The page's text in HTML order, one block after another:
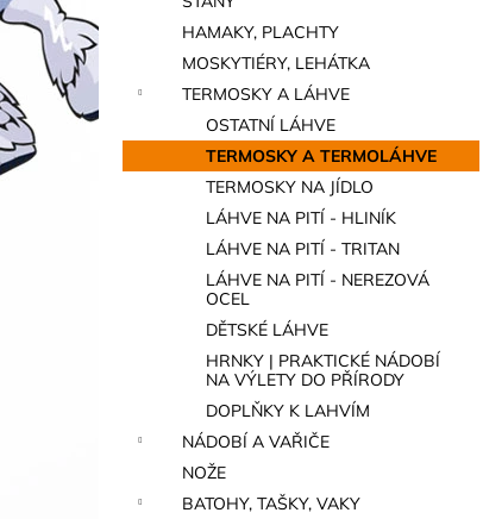
a
n
e
l
HAMAKY, PLACHTY
MOSKYTIÉRY, LEHÁTKA
TERMOSKY A LÁHVE
OSTATNÍ LÁHVE
TERMOSKY A TERMOLÁHVE
TERMOSKY NA JÍDLO
LÁHVE NA PITÍ - HLINÍK
LÁHVE NA PITÍ - TRITAN
LÁHVE NA PITÍ - NEREZOVÁ
OCEL
DĚTSKÉ LÁHVE
HRNKY | PRAKTICKÉ NÁDOBÍ
NA VÝLETY DO PŘÍRODY
DOPLŇKY K LAHVÍM
NÁDOBÍ A VAŘIČE
NOŽE
BATOHY, TAŠKY, VAKY